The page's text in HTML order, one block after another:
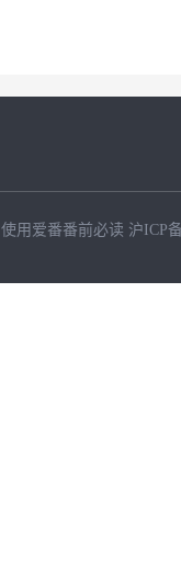
使用爱番番前必读 沪ICP